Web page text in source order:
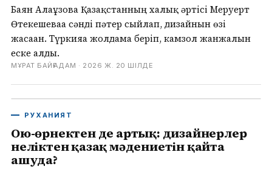
Баян Алағұзова Қазақстанның халық әртісі Меруерт
Өтекешеваға сәнді пәтер сыйлап, дизайнын өзі
жасаған. Түркияға жолдама беріп, камзол жанжалын
еске алды.
МҰРАТ БАЙҒАДАМ · 2026 Ж. 20 ШІЛДЕ
РУХАНИЯТ
Ою-өрнектен де артық: дизайнерлер
неліктен қазақ мәдениетін қайта
ашуда?